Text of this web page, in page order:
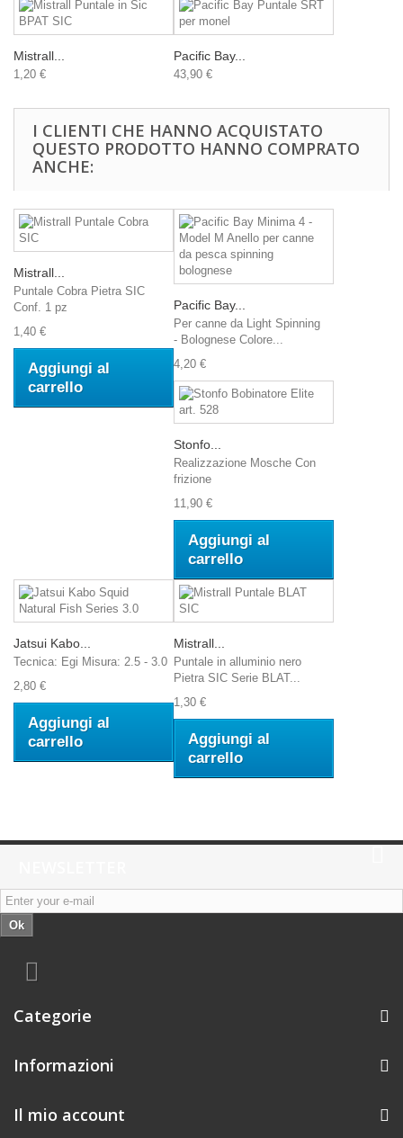
Mistrall...
1,20 €
Pacific Bay...
43,90 €
I CLIENTI CHE HANNO ACQUISTATO
QUESTO PRODOTTO HANNO COMPRATO
ANCHE:
Mistrall...
Puntale Cobra Pietra SIC
Conf. 1 pz
1,40 €
Aggiungi al
carrello
Pacific Bay...
Per canne da Light Spinning
- Bolognese Colore...
4,20 €
Stonfo...
Realizzazione Mosche Con
frizione
11,90 €
Aggiungi al
carrello
Jatsui Kabo...
Tecnica: Egi Misura: 2.5 - 3.0
2,80 €
Aggiungi al
carrello
Mistrall...
Puntale in alluminio nero
Pietra SIC Serie BLAT...
1,30 €
Aggiungi al
carrello
Ok
Categorie
Informazioni
Il mio account